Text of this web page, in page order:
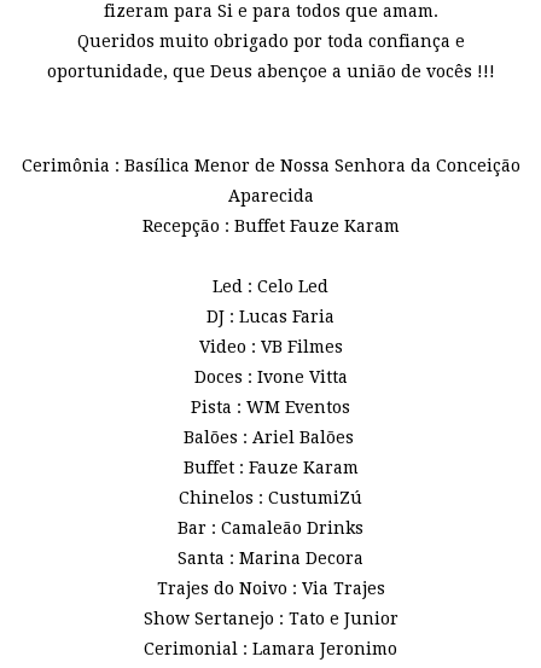
fizeram para Si e para todos que amam.
Queridos muito obrigado por toda confiança e
oportunidade, que Deus abençoe a união de vocês !!!
Cerimônia : Basílica Menor de Nossa Senhora da Conceição
Aparecida
Recepção : Buffet Fauze Karam
Led : Celo Led
DJ : Lucas Faria
Video : VB Filmes
Doces : Ivone Vitta
Pista : WM Eventos
Balões : Ariel Balões
Buffet : Fauze Karam
Chinelos : CustumiZú
Bar : Camaleão Drinks
Santa : Marina Decora
Trajes do Noivo : Via Trajes
Show Sertanejo : Tato e Junior
Cerimonial : Lamara Jeronimo